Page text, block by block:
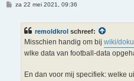
Bza 22 mei 2021, 09:36
remoldkrol schreef:
Misschien handig om bij wiki/
wlke data van football-data
En dan voor mij specifiek: welke